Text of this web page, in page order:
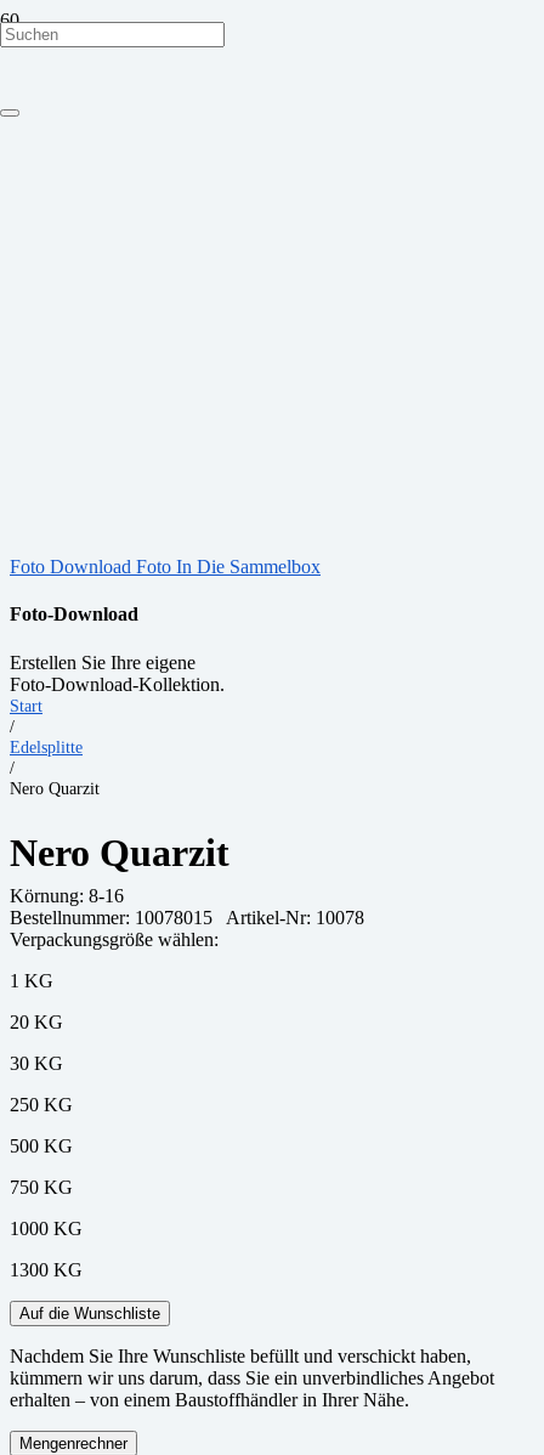
Foto Download Foto In Die Sammelbox
Foto-Download
Erstellen Sie Ihre eigene
Foto-Download-Kollektion.
Start
/
Edelsplitte
/
Nero Quarzit
Nero Quarzit
Körnung: 8-16
Bestellnummer: 10078015
Artikel-Nr: 10078
Verpackungsgröße wählen:
1 KG
20 KG
30 KG
250 KG
500 KG
750 KG
1000 KG
1300 KG
Auf die Wunschliste
Nachdem Sie Ihre Wunschliste befüllt und verschickt haben,
kümmern wir uns darum, dass Sie ein unverbindliches Angebot
erhalten – von einem Baustoffhändler in Ihrer Nähe.
Mengenrechner